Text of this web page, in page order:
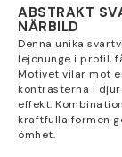
ABSTRAKT
NÄRBILD
Denna unika
lejonunge i profil,
Motivet vilar mot
kontrasterna i
effekt.
kraftfulla formen
ömhet.